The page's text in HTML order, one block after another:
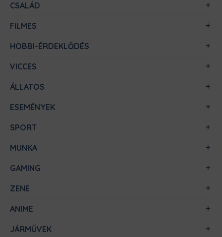
CSALÁD
FILMES
HOBBI-ÉRDEKLŐDÉS
VICCES
ÁLLATOS
ESEMÉNYEK
SPORT
MUNKA
GAMING
ZENE
ANIME
JÁRMŰVEK